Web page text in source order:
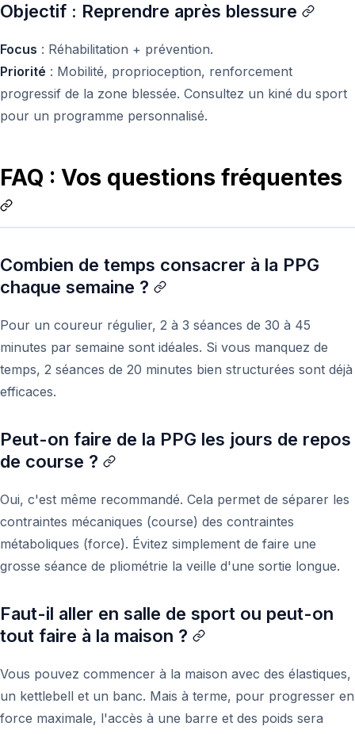
Objectif : Reprendre après blessure
Focus : Réhabilitation + prévention.
Priorité : Mobilité, proprioception, renforcement
progressif de la zone blessée. Consultez un kiné du sport
pour un programme personnalisé.
FAQ : Vos questions fréquentes
Combien de temps consacrer à la PPG
chaque semaine ?
Pour un coureur régulier, 2 à 3 séances de 30 à 45
minutes par semaine sont idéales. Si vous manquez de
temps, 2 séances de 20 minutes bien structurées sont déjà
efficaces.
Peut-on faire de la PPG les jours de repos
de course ?
Oui, c'est même recommandé. Cela permet de séparer les
contraintes mécaniques (course) des contraintes
métaboliques (force). Évitez simplement de faire une
grosse séance de pliométrie la veille d'une sortie longue.
Faut-il aller en salle de sport ou peut-on
tout faire à la maison ?
Vous pouvez commencer à la maison avec des élastiques,
un kettlebell et un banc. Mais à terme, pour progresser en
force maximale, l'accès à une barre et des poids sera